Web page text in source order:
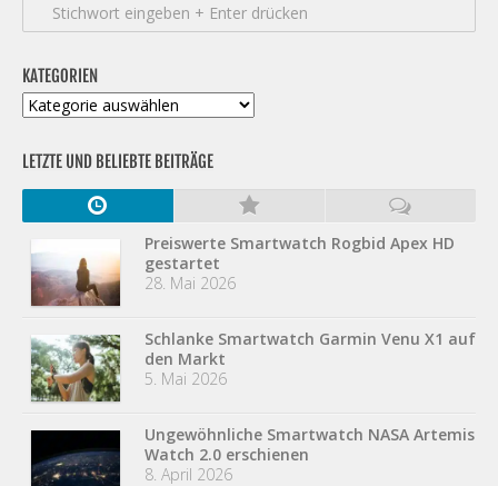
KATEGORIEN
Kategorien
LETZTE UND BELIEBTE BEITRÄGE
Preiswerte Smartwatch Rogbid Apex HD
gestartet
28. Mai 2026
Schlanke Smartwatch Garmin Venu X1 auf
den Markt
5. Mai 2026
Ungewöhnliche Smartwatch NASA Artemis
Watch 2.0 erschienen
8. April 2026